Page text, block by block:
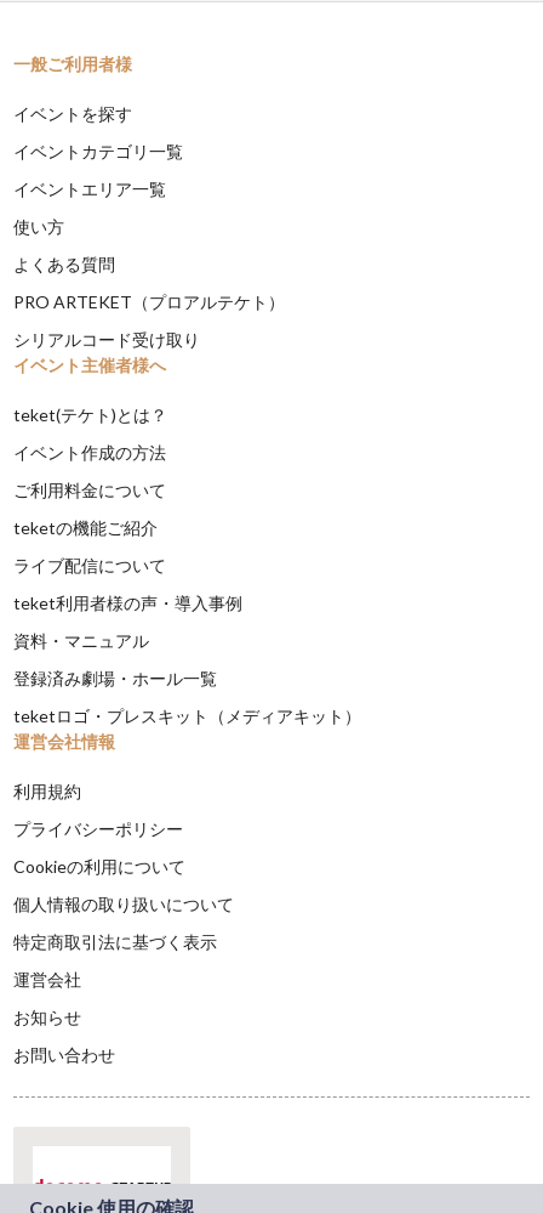
一般ご利用者様
イベントを探す
イベントカテゴリ一覧
イベントエリア一覧
使い方
よくある質問
PRO ARTEKET（プロアルテケト）
シリアルコード受け取り
イベント主催者様へ
teket(テケト)とは？
イベント作成の方法
ご利用料金について
teketの機能ご紹介
ライブ配信について
teket利用者様の声・導入事例
資料・マニュアル
登録済み劇場・ホール一覧
teketロゴ・プレスキット（メディアキット）
運営会社情報
利用規約
プライバシーポリシー
Cookieの利用について
個人情報の取り扱いについて
特定商取引法に基づく表示
運営会社
お知らせ
お問い合わせ